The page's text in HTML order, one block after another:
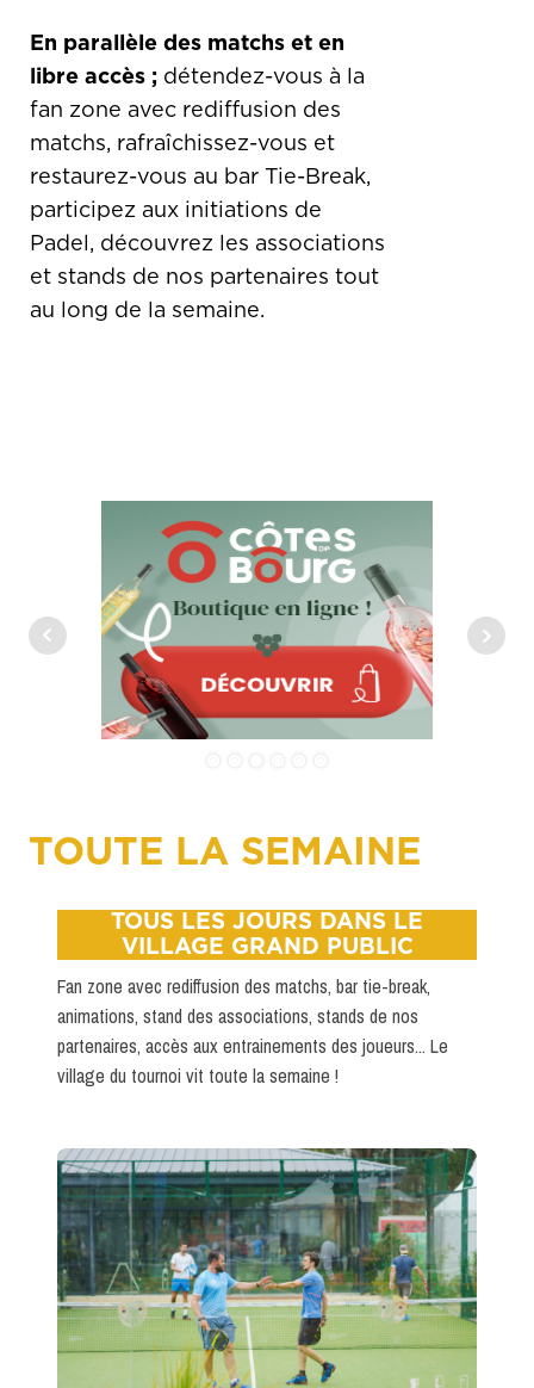
En parallèle des matchs et en
libre accès ; détendez-vous à la
fan zone avec rediffusion des
matchs, rafraîchissez-vous et
restaurez-vous au bar Tie-Break,
participez aux initiations de
Padel, découvrez les associations
et stands de nos partenaires tout
au long de la semaine.
TOUTE LA SEMAINE
TOUS LES JOURS DANS LE
VILLAGE GRAND PUBLIC
Fan zone avec rediffusion des matchs, bar tie-break,
animations, stand des associations, stands de nos
partenaires, accès aux entrainements des joueurs... Le
village du tournoi vit toute la semaine !